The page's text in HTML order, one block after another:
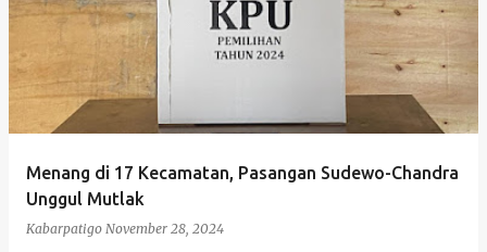
Menang di 17 Kecamatan, Pasangan Sudewo-Chandra
Unggul Mutlak
Kabarpatigo November 28, 2024